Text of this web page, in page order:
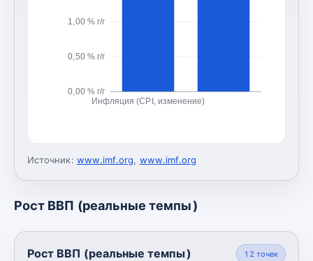
0,00 % г/г
0,50 % г/г
1,00 % г/г
Инфляция (CPI, изменение)
Источник: www.imf.org, www.imf.org
Рост ВВП (реальные темпы)
Рост ВВП (реальные темпы) 12 точек